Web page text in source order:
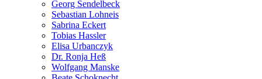
Georg Sendelbeck
Sebastian Lohneis
Sabrina Eckert
Tobias Hassler
Elisa Urbanczyk
Dr. Ronja Heß
Wolfgang Manske